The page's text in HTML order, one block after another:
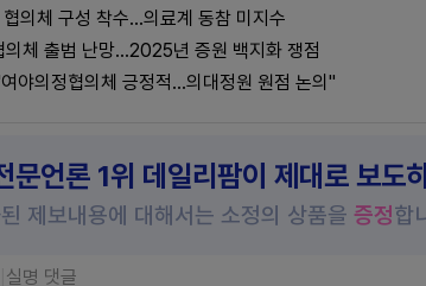
의체 구성 착수…의료계 동참 미지수
의체 출범 난망…2025년 증원 백지화 쟁점
야의정협의체 긍정적...의대정원 원점 논의"
문언론 1위 데일리팜이 제대로 보도
제보내용에 대해서는 소정의 상품을 증정합
실명 댓글